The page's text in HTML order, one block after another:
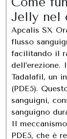
Jelly nel
Apcalis SX
flusso
facilitando il
Tadalafil, un
(PDE5).
sanguigni,
sanguigno
Il
PDE5, che è